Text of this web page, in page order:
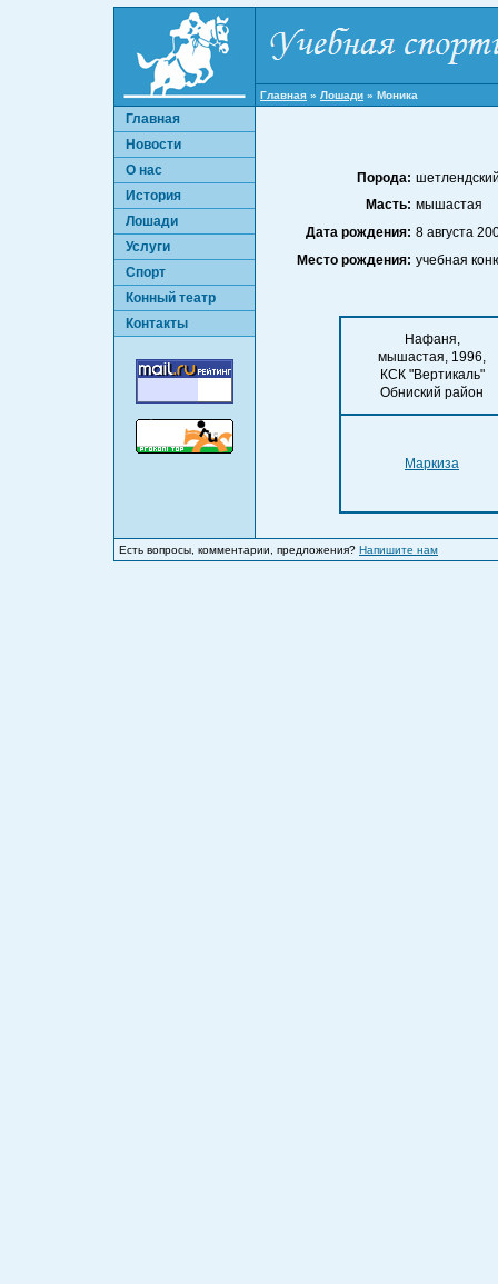
Главная » Лошади » Моника
Главная
Новости
О нас
История
Лошади
Услуги
Спорт
Конный театр
Контакты
Порода:
Масть: мышастая
Дата рождения: 8 августа
Место рождения: учебная
Нафаня,
мышастая, 1996,
КСК "Вертикаль"
Обниский район
Маркиза
Есть вопросы, комментарии, предложения? Напишите нам